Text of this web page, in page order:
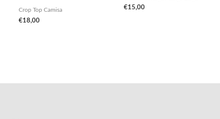
Crop Top Camisa
€18,00
€15,00